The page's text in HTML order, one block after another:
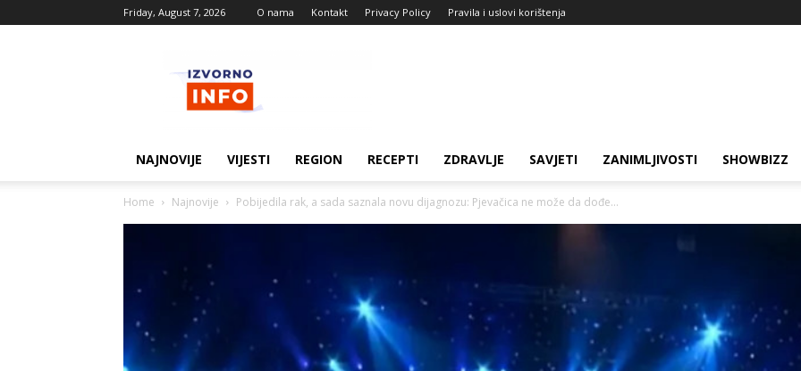
Friday, August 7, 2026 O nama Kontakt Privacy Policy Pravila i uslovi korištenja
vijesti
NAJNOVIJE VIJESTI REGION RECEPTI ZDRAVLJE SAVJETI ZANIMLJIVOSTI SHOWBIZZ
Home Najnovije Pobijedila rak, a sada saznala novu dijagnozu: Pjevačica ne može da dođe...